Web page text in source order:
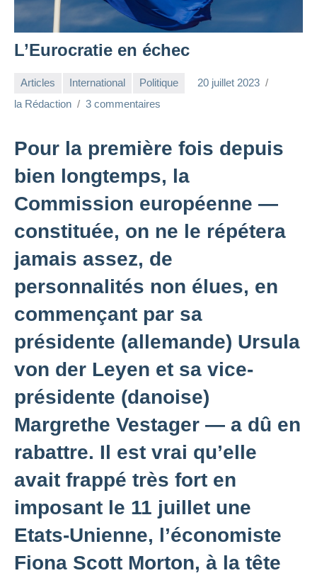
L’Eurocratie en échec
Articles International Politique
20 juillet 2023
la Rédaction
3 commentaires
Pour la première fois depuis
bien longtemps, la
Commission européenne —
constituée, on ne le répétera
jamais assez, de
personnalités non élues, en
commençant par sa
présidente (allemande) Ursula
von der Leyen et sa vice-
présidente (danoise)
Margrethe Vestager — a dû en
rabattre. Il est vrai qu’elle
avait frappé très fort en
imposant le 11 juillet une
Etats-Unienne, l’économiste
Fiona Scott Morton, à la tête